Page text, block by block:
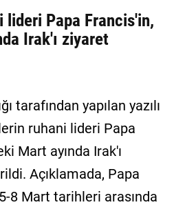
Papa Francis'in,
Irak'ı ziyaret
tarafından yapılan yazılı
ruhani lideri Papa
Mart ayında Irak'ı
Açıklamada, Papa
8 Mart tarihleri arasında